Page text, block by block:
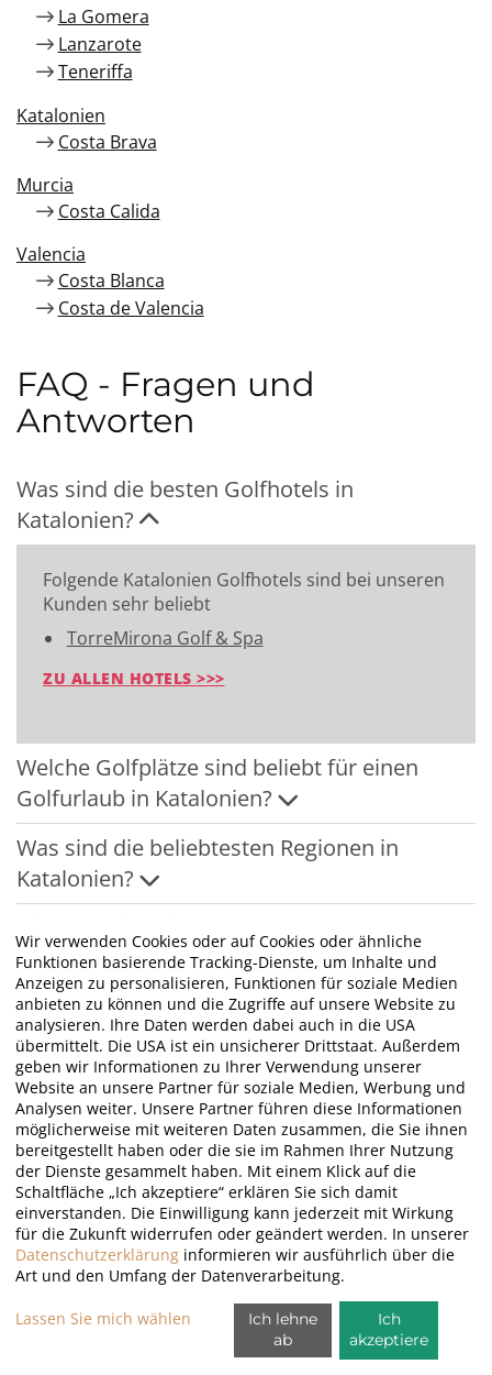
La Gomera
Lanzarote
Teneriffa
Katalonien
Costa Brava
Murcia
Costa Calida
Valencia
Costa Blanca
Costa de Valencia
FAQ - Fragen und
Antworten
Was sind die besten Golfhotels in
Katalonien?
Folgende Katalonien Golfhotels sind bei unseren
Kunden sehr beliebt
TorreMirona Golf & Spa
ZU ALLEN HOTELS >>>
Welche Golfplätze sind beliebt für einen
Golfurlaub in Katalonien?
Was sind die beliebtesten Regionen in
Katalonien?
Wie plane ich einen Golfurlaub?
Wie weit im Voraus sollte ich meinen
Golfurlaub buchen?
Wir verwenden Cookies oder auf Cookies oder ähnliche
Funktionen basierende Tracking-Dienste, um Inhalte und
Anzeigen zu personalisieren, Funktionen für soziale Medien
anbieten zu können und die Zugriffe auf unsere Website zu
analysieren. Ihre Daten werden dabei auch in die USA
übermittelt. Die USA ist ein unsicherer Drittstaat. Außerdem
geben wir Informationen zu Ihrer Verwendung unserer
Website an unsere Partner für soziale Medien, Werbung und
Analysen weiter. Unsere Partner führen diese Informationen
möglicherweise mit weiteren Daten zusammen, die Sie ihnen
bereitgestellt haben oder die sie im Rahmen Ihrer Nutzung
der Dienste gesammelt haben. Mit einem Klick auf die
Schaltfläche „Ich akzeptiere“ erklären Sie sich damit
einverstanden. Die Einwilligung kann jederzeit mit Wirkung
für die Zukunft widerrufen oder geändert werden. In unserer
Datenschutzerklärung informieren wir ausführlich über die
Art und den Umfang der Datenverarbeitung.
Lassen Sie mich wählen
Ich lehne
ab
Ich
akzeptiere